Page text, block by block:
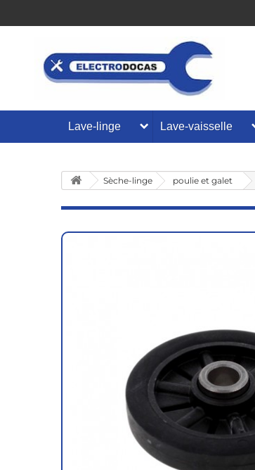
Lave-linge Lave-vaisselle
Sèche-linge poulie et galet